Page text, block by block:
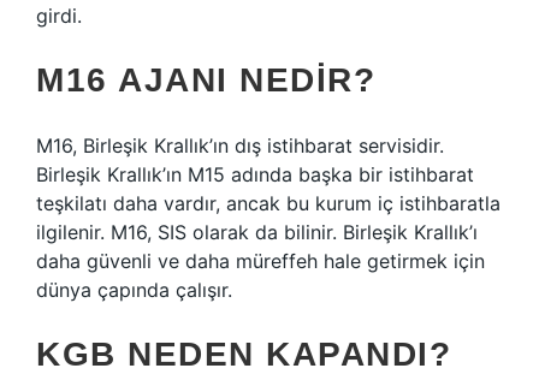
girdi.
M16 AJANI NEDIR?
M16, Birleşik Krallık’ın dış istihbarat servisidir.
Birleşik Krallık’ın M15 adında başka bir istihbarat
teşkilatı daha vardır, ancak bu kurum iç istihbaratla
ilgilenir. M16, SIS olarak da bilinir. Birleşik Krallık’ı
daha güvenli ve daha müreffeh hale getirmek için
dünya çapında çalışır.
KGB NEDEN KAPANDI?